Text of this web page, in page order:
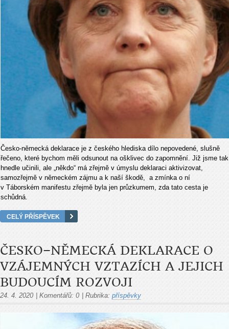
Česko-německá deklarace je z českého hlediska dílo nepovedené, slušně
řečeno, které bychom měli odsunout na ošklivec do zapomnění. Již jsme tak
hnedle učinili, ale „někdo“ má zřejmě v úmyslu deklaraci aktivizovat,
samozřejmě v německém zájmu a k naší škodě, a zmínka o ní
v Táborském manifestu zřejmě byla jen průzkumem, zda tato cesta je
schůdná.
CELÝ PŘÍSPĚVEK
ČESKO–NĚMECKÁ DEKLARACE O
VZÁJEMNÝCH VZTAZÍCH A JEJICH
BUDOUCÍM ROZVOJI
24. 4. 2020 | Komentářů: 0 | Rubrika: příspěvky